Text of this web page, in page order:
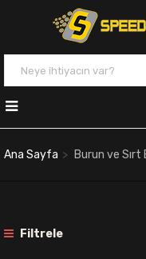
Ana Sayfa Burun ve Sırt
Filtrele